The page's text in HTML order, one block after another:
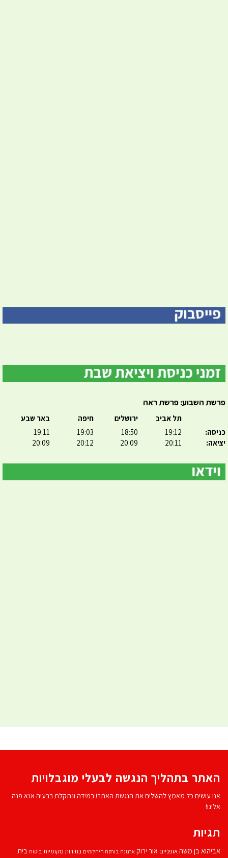
פרשת השבוע: פרשת ראה
כניסה:
יציאה:
תל אביב
19:12
20:11
ירושלים
18:50
20:09
חיפה
19:03
20:12
באר שבע
19:11
20:09
האתר בתהליך הנגשה לבעלי מוגבלויות
אנו עושים כל מאמץ להשלים את הנגשת האתר! במידה ונתקלת בבעיה אנא פנה
אלינו!
תגיות
אביהוא בן משהאופניים אור ירוק ארנונה בורסת היהלומים בחירות מקומיות ביטוח בית